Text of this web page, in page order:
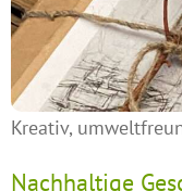
Kreativ,
Nachhaltige